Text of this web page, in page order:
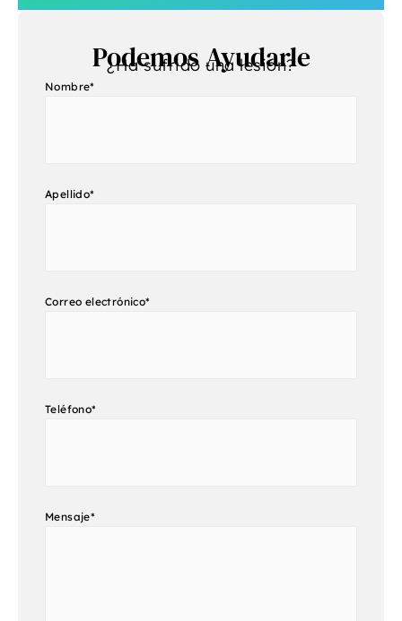
¿Ha sufrido una lesión?
Podemos Ayudarle
Nombre*
Apellido*
Correo electrónico*
Teléfono*
Mensaje*